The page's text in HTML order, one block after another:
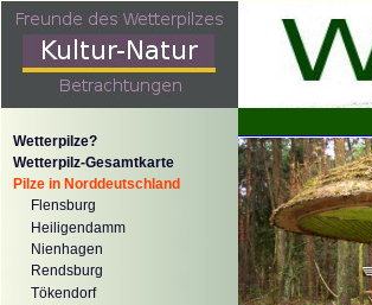
Wetterpilze?
Wetterpilz-Gesamtkarte
Pilze in Norddeutschland
Flensburg
Heiligendamm
Nienhagen
Rendsburg
Tökendorf